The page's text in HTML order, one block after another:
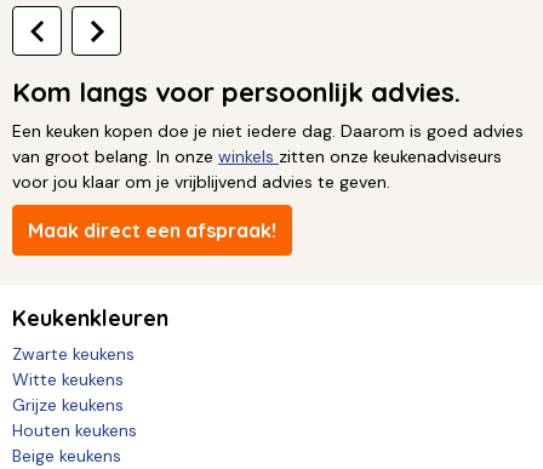
Kom langs voor persoonlijk advies.
Een keuken kopen doe je niet iedere dag. Daarom is goed advies
van groot belang. In onze winkels zitten onze keukenadviseurs
voor jou klaar om je vrijblijvend advies te geven.
Maak direct een afspraak!
Keukenkleuren
Zwarte keukens
Witte keukens
Grijze keukens
Houten keukens
Beige keukens